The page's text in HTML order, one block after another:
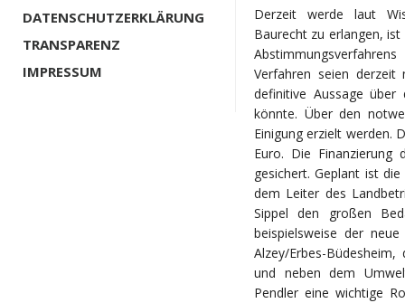
DATENSCHUTZERKLÄRUNG
TRANSPARENZ
IMPRESSUM
Derzeit werde laut
Baurecht zu erlangen,
Verfahren seien
definitive Aussage
könnte. Über den
Einigung erzielt werden.
Euro. Die
gesichert. Geplant ist
dem Leiter des
Sippel den großen
beispielsweise der
Alzey/Erbes-
und neben dem
Pendler eine wichtige